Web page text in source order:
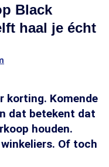
Black
haal je écht
korting. Komende
dat betekent dat
houden.
Of toch